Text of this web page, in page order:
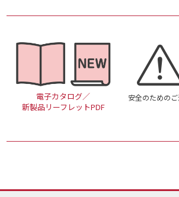
電子カタログ／
新製品リーフレットPDF
安全のための